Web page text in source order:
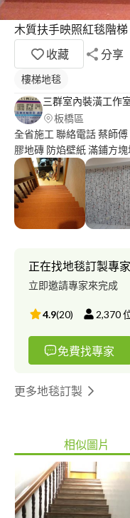
木質扶手映照紅毯階梯
收藏
分享
樓梯地毯
三群室內裝潢工作
板橋區
全省施工 聯絡電話 蔡師傅 三群
膠地磚 防焰壁紙 滿鋪方
>>>三群工班是由木工師
板師傅.地毯師傅.壁紙師傅
施工團隊有20年以上的經
為你的居家.商辦.辦公室.
奐.煥然一新.秉持著熱心
高價.不會得標後灌水值
位有多實在貨品材料工廠
是師傅帶領專業施工團隊
優惠最低價最便宜.完善
業服務第一好評價 聯絡電話 中華 蔡師傅 台灣 有實體店面工作室*
新北市中和區民享街20號地下室B1 從1樓八方
開放式便利屋各種規格廠牌目
場免費丈量 估價選目錄 聯絡電話 中華電信 蔡師傅 台灣 大哥大 中
和店 有實體店面工作室* 新
價目表參考 *營業時間* 早上9點半 到晚上9點 每個禮拜二 店休 *大
台北新北市桃園市免費丈量 估價選目錄 *
* 新北市板橋區永豐街120巷2弄6號1樓 從三
式便利屋各種規格廠牌目
的色號樣式拍照 再告知我 牆壁上都有價目表參考價格 *營業時間*
正在找地毯訂製專
立即邀請專家來完成
4.9(20) 2,370
免費找專家
更多地毯訂製
相似圖片